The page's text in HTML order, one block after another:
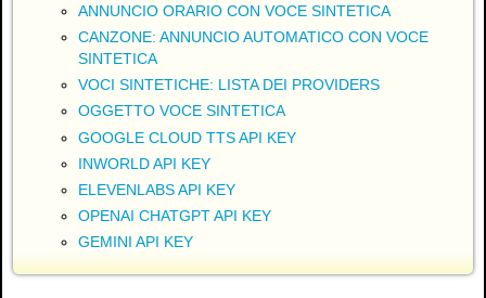
ANNUNCIO ORARIO CON VOCE SINTETICA
CANZONE: ANNUNCIO AUTOMATICO CON VOCE
SINTETICA
VOCI SINTETICHE: LISTA DEI PROVIDERS
OGGETTO VOCE SINTETICA
GOOGLE CLOUD TTS API KEY
INWORLD API KEY
ELEVENLABS API KEY
OPENAI CHATGPT API KEY
GEMINI API KEY